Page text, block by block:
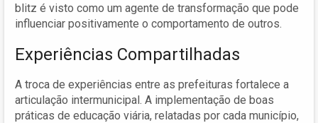
blitz é visto como um agente de transformação que pode
influenciar positivamente o comportamento de outros.
Experiências Compartilhadas
A troca de experiências entre as prefeituras fortalece a
articulação intermunicipal. A implementação de boas
práticas de educação viária, relatadas por cada município,